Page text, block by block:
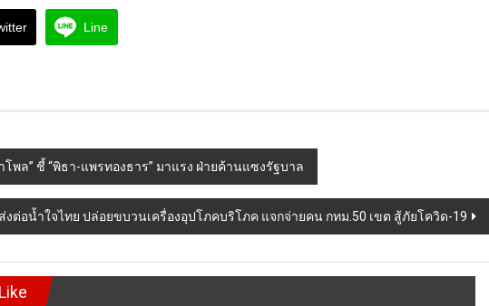
Line
โพล” ชี้ “พิธา-แพรทองธาร” มาแรง ฝ่ายค้านแซงรัฐบาล
ส่งต่อน้ำใจไทย ปล่อยขบวนเครื่องอุปโภคบริโภค แจกจ่ายคน กทม.50 เขต สู้ภัยโควิด-19